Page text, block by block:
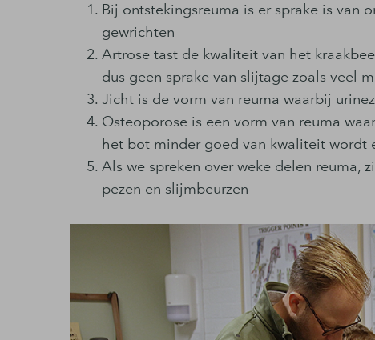
Bij ontstekingsreuma is er sprake is van
gewrichten
Artrose tast de kwaliteit van het
dus geen sprake van slijtage zoals veel
Jicht is de vorm van reuma waarbij
Osteoporose is een vorm van reuma
het bot minder goed van kwaliteit wordt
Als we spreken over weke delen reuma,
pezen en slijmbeurzen